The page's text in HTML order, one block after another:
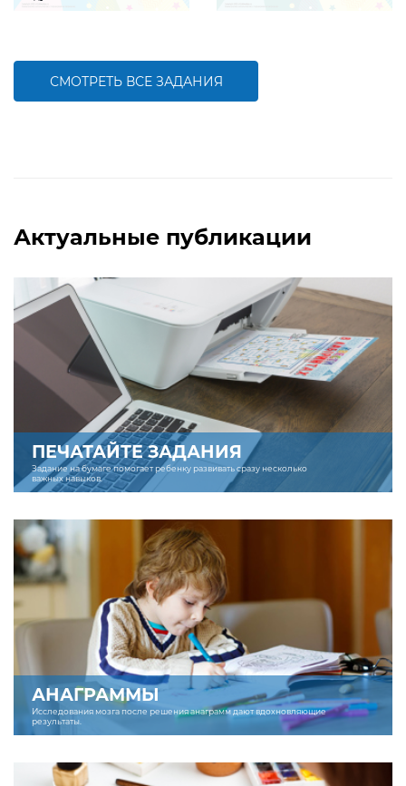
СМОТРЕТЬ ВСЕ ЗАДАНИЯ
Актуальные публикации
ПЕЧАТАЙТЕ ЗАДАНИЯ
Задание на бумаге помогает ребенку развивать сразу несколько
важных навыков.
АНАГРАММЫ
Исследования мозга после решения анаграмм дают вдохновляющие
результаты.